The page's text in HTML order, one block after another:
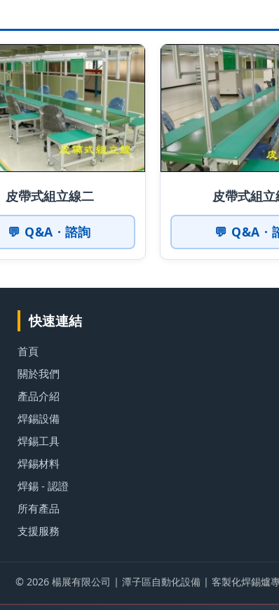
皮帶式組立線二
💬 Q&A · 諮詢
皮帶式組立
💬 Q&A ·
快速連結
首頁
關於我們
產品介紹
焊錫設備
焊錫工具
焊錫材料
焊錫 - 認證
所有產品
支援服務
© 2026 楊展有限公司 | 潭子區自動化設備 | 客製化焊錫爐